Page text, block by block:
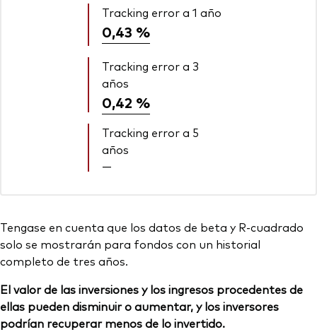
Tracking error a 1 año
0,43 %
Tracking error a 3
años
0,42 %
Tracking error a 5
años
—
Tengase en cuenta que los datos de beta y R-cuadrado
solo se mostrarán para fondos con un historial
completo de tres años.
El valor de las inversiones y los ingresos procedentes de
ellas pueden disminuir o aumentar, y los inversores
podrían recuperar menos de lo invertido.